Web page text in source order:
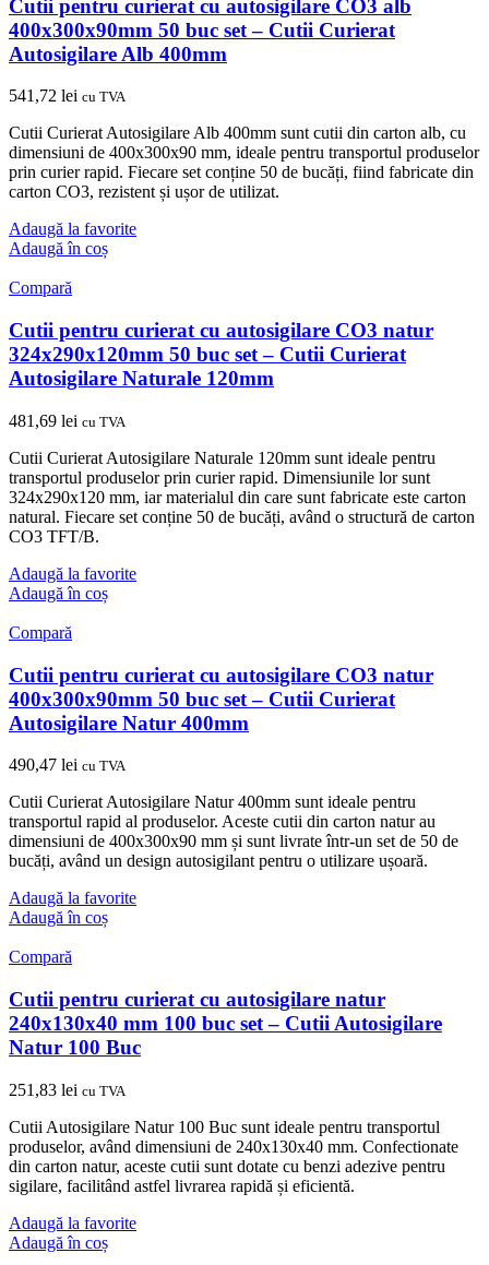
Cutii pentru curierat cu autosigilare CO3 alb
400x300x90mm 50 buc set – Cutii Curierat
Autosigilare Alb 400mm
541,72 lei cu TVA
Cutii Curierat Autosigilare Alb 400mm sunt cutii din carton alb, cu
dimensiuni de 400x300x90 mm, ideale pentru transportul produselor
prin curier rapid. Fiecare set conține 50 de bucăți, fiind fabricate din
carton CO3, rezistent și ușor de utilizat.
Adaugă la favorite
Adaugă în coș
Compară
Cutii pentru curierat cu autosigilare CO3 natur
324x290x120mm 50 buc set – Cutii Curierat
Autosigilare Naturale 120mm
481,69 lei cu TVA
Cutii Curierat Autosigilare Naturale 120mm sunt ideale pentru
transportul produselor prin curier rapid. Dimensiunile lor sunt
324x290x120 mm, iar materialul din care sunt fabricate este carton
natural. Fiecare set conține 50 de bucăți, având o structură de carton
CO3 TFT/B.
Adaugă la favorite
Adaugă în coș
Compară
Cutii pentru curierat cu autosigilare CO3 natur
400x300x90mm 50 buc set – Cutii Curierat
Autosigilare Natur 400mm
490,47 lei cu TVA
Cutii Curierat Autosigilare Natur 400mm sunt ideale pentru
transportul rapid al produselor. Aceste cutii din carton natur au
dimensiuni de 400x300x90 mm și sunt livrate într-un set de 50 de
bucăți, având un design autosigilant pentru o utilizare ușoară.
Adaugă la favorite
Adaugă în coș
Compară
Cutii pentru curierat cu autosigilare natur
240x130x40 mm 100 buc set – Cutii Autosigilare
Natur 100 Buc
251,83 lei cu TVA
Cutii Autosigilare Natur 100 Buc sunt ideale pentru transportul
produselor, având dimensiuni de 240x130x40 mm. Confectionate
din carton natur, aceste cutii sunt dotate cu benzi adezive pentru
sigilare, facilitând astfel livrarea rapidă și eficientă.
Adaugă la favorite
Adaugă în coș